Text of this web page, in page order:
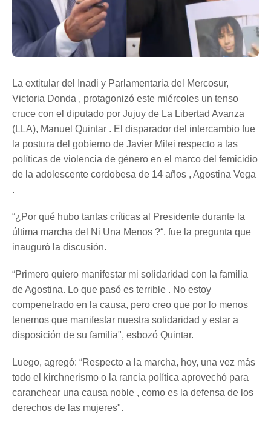
La extitular del Inadi y Parlamentaria del Mercosur,
Victoria Donda , protagonizó este miércoles un tenso
cruce con el diputado por Jujuy de La Libertad Avanza
(LLA), Manuel Quintar . El disparador del intercambio fue
la postura del gobierno de Javier Milei respecto a las
políticas de violencia de género en el marco del femicidio
de la adolescente cordobesa de 14 años , Agostina Vega
.
“¿Por qué hubo tantas críticas al Presidente durante la
última marcha del Ni Una Menos ?“, fue la pregunta que
inauguró la discusión.
“Primero quiero manifestar mi solidaridad con la familia
de Agostina. Lo que pasó es terrible . No estoy
compenetrado en la causa, pero creo que por lo menos
tenemos que manifestar nuestra solidaridad y estar a
disposición de su familia", esbozó Quintar.
Luego, agregó: “Respecto a la marcha, hoy, una vez más
todo el kirchnerismo o la rancia política aprovechó para
caranchear una causa noble , como es la defensa de los
derechos de las mujeres".